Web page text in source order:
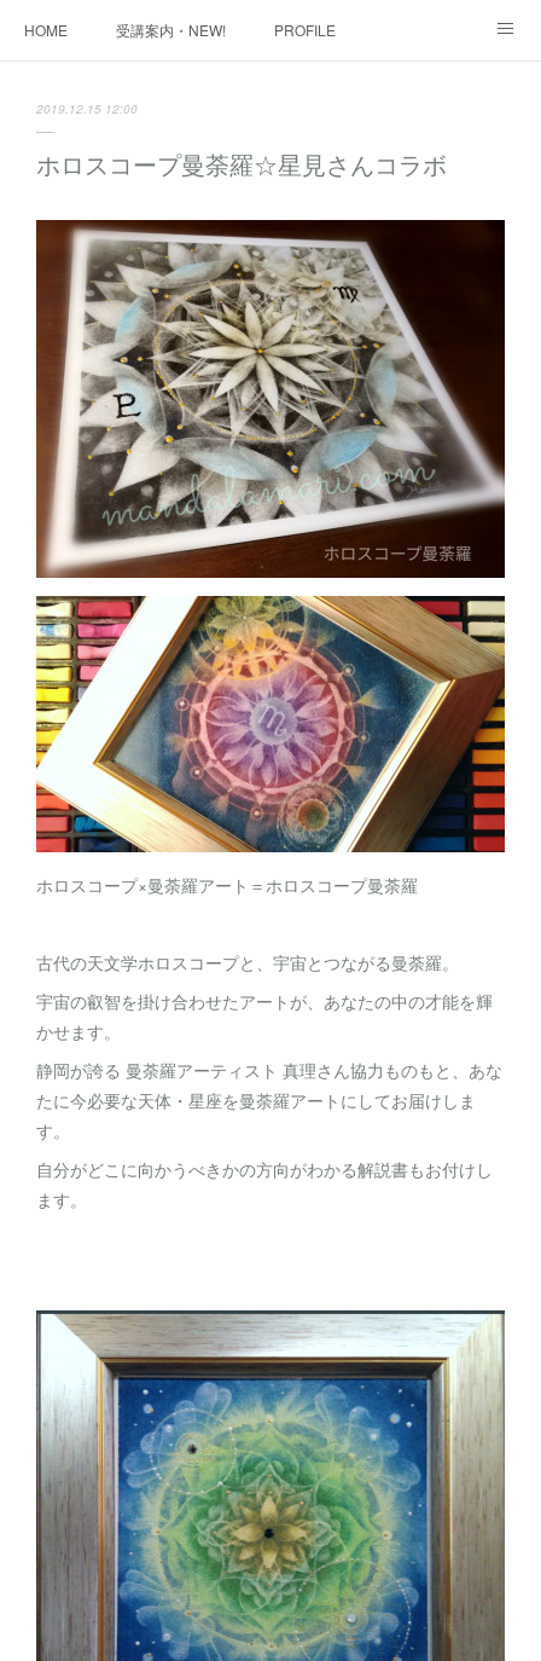
HOME 受講案内・NEW! PROFILE
2019.12.15 12:00
ホロスコープ曼荼羅☆星見さんコラボ
ホロスコープ×曼荼羅アート＝ホロスコープ曼荼羅
古代の天文学ホロスコープと、宇宙とつながる曼荼羅。
宇宙の叡智を掛け合わせたアートが、あなたの中の才能を輝
かせます。
静岡が誇る 曼荼羅アーティスト 真理さん協力ものもと、あな
たに今必要な天体・星座を曼荼羅アートにしてお届けしま
す。
自分がどこに向かうべきかの方向がわかる解説書もお付けし
ます。